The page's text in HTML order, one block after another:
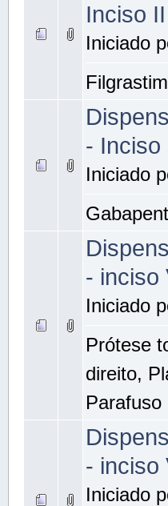
Inciso II
Iniciado
- Inciso
Iniciado
- inciso
Iniciado
Prótese
direito,
Parafuso
- inciso
Iniciado